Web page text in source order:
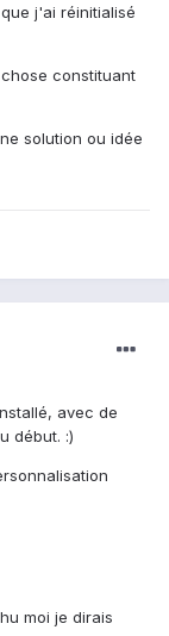
j'ai réinitialisé
constituant
solution ou idée
avec de
début. :)
moi je dirais